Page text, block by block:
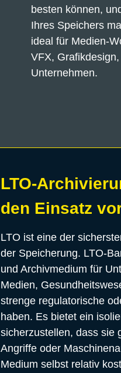
besten können,
Ihres Speichers
ideal für Medien-
VFX,
Unternehmen.
LTO-
den Einsatz
LTO ist eine der
der Speicherung. LTO-
und Archivmedium für
Medien,
strenge regulatorische
haben. Es bietet ein
sicherzustellen, dass sie
Angriffe oder
Medium selbst relativ